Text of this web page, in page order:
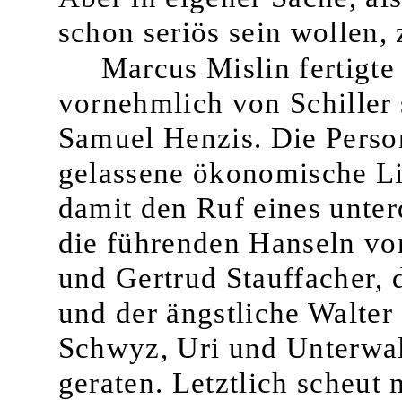
schon seriös sein
Marcus Mislin fertigte
vornehmlich von Schiller
Samuel Henzis. Die
gelassene ökonomische
damit den Ruf eines
die führenden Hanseln
und Gertrud
und der ängstliche
Schwyz, Uri und
geraten. Letztlich scheut